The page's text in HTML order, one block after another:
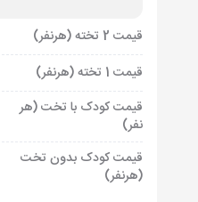
قیمت 2 تخته (هرنفر)
قیمت 1 تخته (هرنفر)
قیمت کودک با تخت (هر
نفر)
قیمت کودک بدون تخت
(هرنفر)